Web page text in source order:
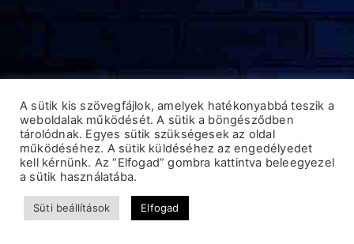
A sütik kis szövegfájlok, amelyek hatékonyabbá teszik a
weboldalak működését. A sütik a böngésződben
tárolódnak. Egyes sütik szükségesek az oldal
működéséhez. A sütik küldéséhez az engedélyedet
kell kérnünk. Az “Elfogad” gombra kattintva beleegyezel
a sütik használatába.
Süti beállítások Elfogad